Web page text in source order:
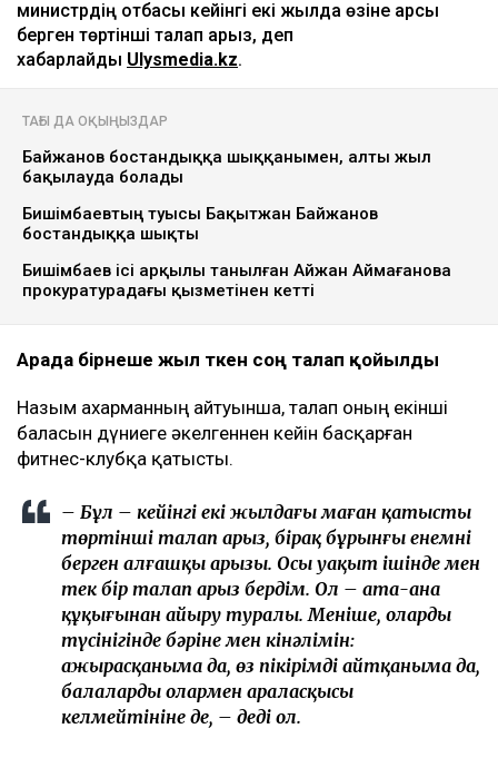
министрдің отбасы кейінгі екі жылда өзіне қарсы
берген төртінші талап арыз, деп
хабарлайды Ulysmedia.kz.
ТАҒЫ ДА ОҚЫҢЫЗДАР
Байжанов бостандыққа шыққанымен, алты жыл
бақылауда болады
Бишімбаевтың туысы Бақытжан Байжанов
бостандыққа шықты
Бишімбаев ісі арқылы танылған Айжан Аймағанова
прокуратурадағы қызметінен кетті
Арада бірнеше жыл өткен соң талап қойылды
Назым Қахарманның айтуынша, талап оның екінші
баласын дүниеге әкелгеннен кейін басқарған
фитнес-клубқа қатысты.
– Бұл – кейінгі екі жылдағы маған қатысты
төртінші талап арыз, бірақ бұрынғы енемнің
берген алғашқы арызы. Осы уақыт ішінде мен
тек бір талап арыз бердім. Ол – ата-ана
құқығынан айыру туралы. Меніңше, олардың
түсінігінде бәріне мен кінәлімін:
ажырасқаныма да, өз пікірімді айтқаныма да,
балалардың олармен араласқысы
келмейтініне де, – деді ол.